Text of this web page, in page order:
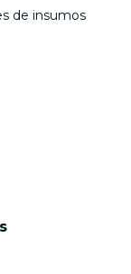
de insumos